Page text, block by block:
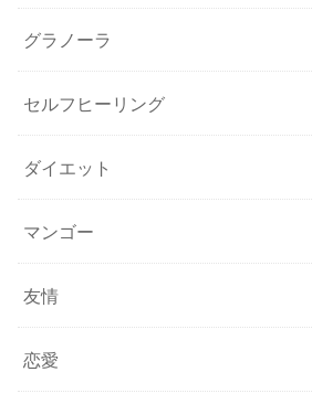
グラノーラ
セルフヒーリング
ダイエット
マンゴー
友情
恋愛